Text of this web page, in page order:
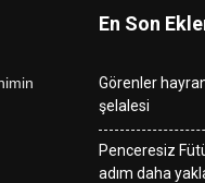
En Son
Görenler
şelalesi
Penceresiz
adım daha